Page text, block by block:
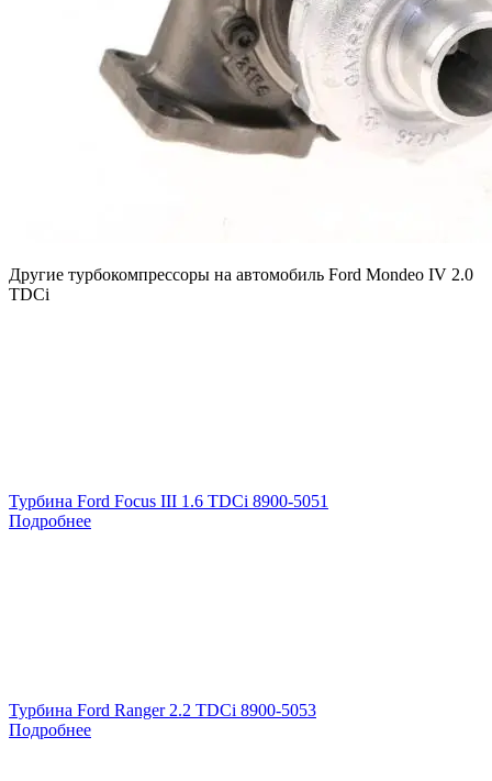
Другие турбокомпрессоры на автомобиль Ford Mondeo IV 2.0
TDCi
Турбина Ford Focus III 1.6 TDCi 8900-5051
Подробнее
Турбина Ford Ranger 2.2 TDCi 8900-5053
Подробнее